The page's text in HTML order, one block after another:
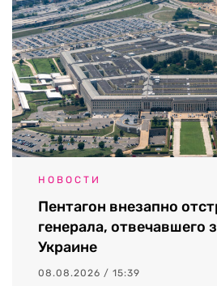
НОВОСТИ
Пентагон внезапно
генерала, отвечавшего
Украине
08.08.2026 / 15:39